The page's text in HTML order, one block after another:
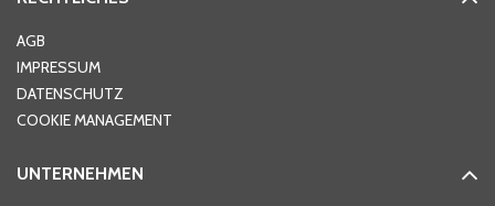
Ort*
Telefon
AGB
IMPRESSUM
DATENSCHUTZ
COOKIE MANAGEMENT
UNTERNEHMEN